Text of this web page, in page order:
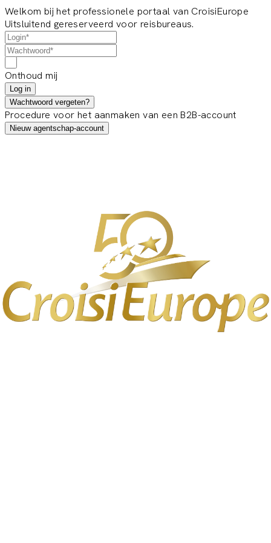
Welkom bij het professionele portaal van CroisiEurope
Uitsluitend gereserveerd voor reisbureaus.
Onthoud mij
Log in
Wachtwoord vergeten?
Procedure voor het aanmaken van een B2B-account
Nieuw agentschap-account